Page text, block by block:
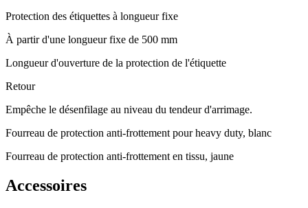
Protection des étiquettes à longueur fixe
À partir d'une longueur fixe de 500 mm
Longueur d'ouverture de la protection de l'étiquette
Retour
Empêche le désenfilage au niveau du tendeur d'arrimage.
Fourreau de protection anti-frottement pour heavy duty, blanc
Fourreau de protection anti-frottement en tissu, jaune
Accessoires